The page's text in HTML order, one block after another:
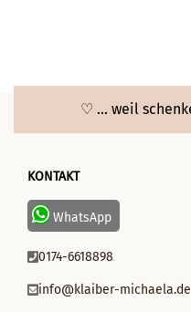
♡ ... weil
KONTAKT
WhatsApp
0174-6618898
info@klaiber-michaela.de